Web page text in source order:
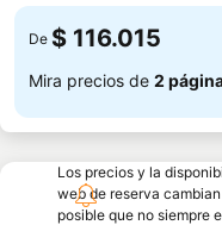
De $ 116.015
Mira precios de 2
Los precios y la
web de reserva
posible que no siempre